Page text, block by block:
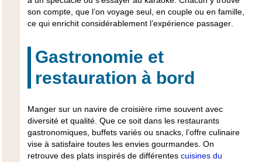
son compte, que l’on voyage seul, en couple ou en famille,
ce qui enrichit considérablement l’expérience passager.
Gastronomie et
restauration à bord
Manger sur un navire de croisièrerime souvent avec
diversité et qualité. Que ce soit dans les restaurants
gastronomiques, buffets variés ou snacks, l’offre culinaire
vise à satisfaire toutes les envies gourmandes. On
retrouve des plats inspirés de différentes cuisines du